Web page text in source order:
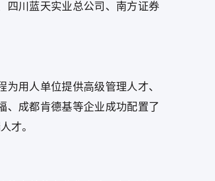
四川蓝天实业总公司、南方证券
用人单位提供高级管理人才、
、成都肯德基等企业成功配置了
才。